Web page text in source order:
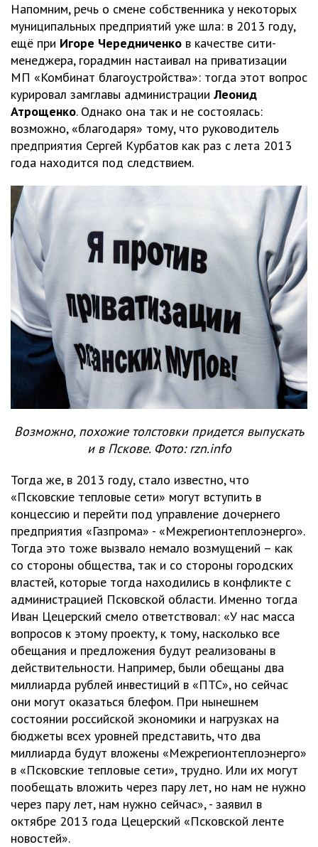
Напомним, речь о смене собственника у некоторых
муниципальных предприятий уже шла: в 2013 году,
ещё при Игоре Чередниченко в качестве сити-
менеджера, горадмин настаивал на приватизации
МП «Комбинат благоустройства»: тогда этот вопрос
курировал замглавы администрации Леонид
Атрощенко. Однако она так и не состоялась:
возможно, «благодаря» тому, что руководитель
предприятия Сергей Курбатов как раз с лета 2013
года находится под следствием.
Возможно, похожие толстовки придется выпускать
и в Пскове. Фото: rzn.info
Тогда же, в 2013 году, стало известно, что
«Псковские тепловые сети» могут вступить в
концессию и перейти под управление дочернего
предприятия «Газпрома» - «Межрегионтеплоэнерго».
Тогда это тоже вызвало немало возмущений – как
со стороны общества, так и со стороны городских
властей, которые тогда находились в конфликте с
администрацией Псковской области. Именно тогда
Иван Цецерский смело ответствовал: «У нас масса
вопросов к этому проекту, к тому, насколько все
обещания и предложения будут реализованы в
действительности. Например, были обещаны два
миллиарда рублей инвестиций в «ПТС», но сейчас
они могут оказаться блефом. При нынешнем
состоянии российской экономики и нагрузках на
бюджеты всех уровней представить, что два
миллиарда будут вложены «Межрегионтеплоэнерго»
в «Псковские тепловые сети», трудно. Или их могут
пообещать вложить через пару лет, но нам не нужно
через пару лет, нам нужно сейчас», - заявил в
октябре 2013 года Цецерский «Псковской ленте
новостей».